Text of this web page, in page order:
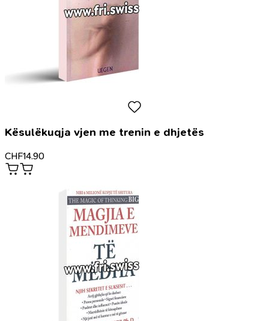
Kësulëkuqja vjen me trenin e dhjetës
CHF14.90